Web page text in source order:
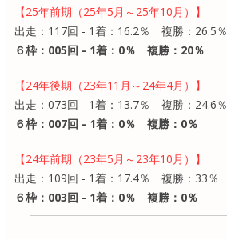
【25年前期（25年5月～25年10月）】
出走：117回 - 1着：16.2％ 複勝：26.5％
６枠：005回 - 1着：0％ 複勝：20％
【24年後期（23年11月～24年4月）】
出走：073回 - 1着：13.7％ 複勝：24.6％
６枠：007回 - 1着：0％ 複勝：0％
【24年前期（23年5月～23年10月）】
出走：109回 - 1着：17.4％ 複勝：33％
６枠：003回 - 1着：0％ 複勝：0％